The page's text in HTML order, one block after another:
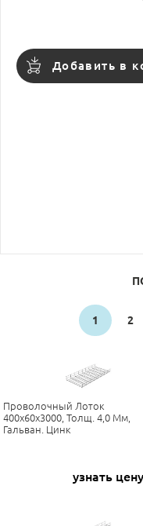
Добавить в
1 2
Проволочный Лоток
400х60х3000, Толщ. 4,0 Мм,
Гальван. Цинк
узнать цену